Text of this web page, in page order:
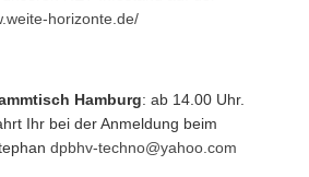
horizonte.de/
Hamburg: ab 14.00 Uhr.
Ihr bei der Anmeldung beim
dpbhv-techno@yahoo.com